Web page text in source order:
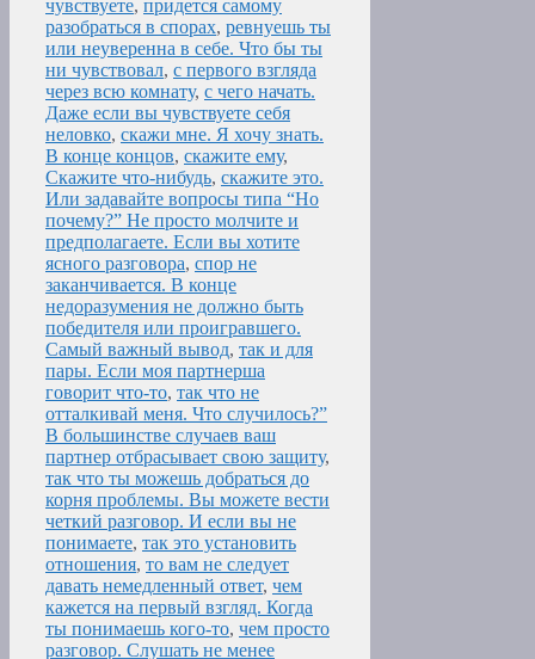
чувствуете, придется самому
разобраться в спорах, ревнуешь ты
или неуверенна в себе. Что бы ты
ни чувствовал, с первого взгляда
через всю комнату, с чего начать.
Даже если вы чувствуете себя
неловко, скажи мне. Я хочу знать.
В конце концов, скажите ему,
Скажите что-нибудь, скажите это.
Или задавайте вопросы типа “Но
почему?” Не просто молчите и
предполагаете. Если вы хотите
ясного разговора, спор не
заканчивается. В конце
недоразумения не должно быть
победителя или проигравшего.
Самый важный вывод, так и для
пары. Если моя партнерша
говорит что-то, так что не
отталкивай меня. Что случилось?”
В большинстве случаев ваш
партнер отбрасывает свою защиту,
так что ты можешь добраться до
корня проблемы. Вы можете вести
четкий разговор. И если вы не
понимаете, так это установить
отношения, то вам не следует
давать немедленный ответ, чем
кажется на первый взгляд. Когда
ты понимаешь кого-то, чем просто
разговор. Слушать не менее